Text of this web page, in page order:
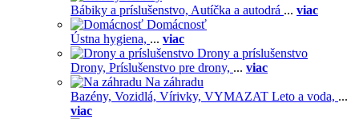
Bábiky a príslušenstvo, Autíčka a autodrá ... viac
Domácnosť
Ústna hygiena, ... viac
Drony a príslušenstvo
Drony, Príslušenstvo pre drony, ... viac
Na záhradu
Bazény, Vozidlá, Vírivky, VYMAZAT Leto a voda, ...
viac